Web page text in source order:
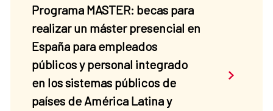
Programa MASTER: becas para
realizar un máster presencial en
España para empleados
públicos y personal integrado
en los sistemas públicos de
países de América Latina y
Saber